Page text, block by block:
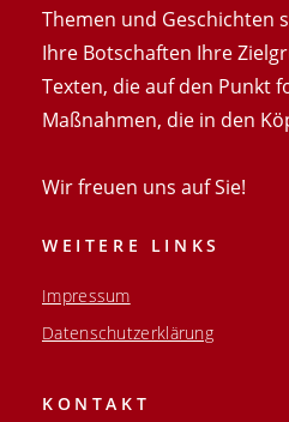
Themen und Geschichten
Ihre Botschaften Ihre
Texten, die auf den Punkt
Maßnahmen, die in den
Wir freuen uns auf Sie!
WEITERE LINKS
Impressum
Datenschutzerklärung
KONTAKT